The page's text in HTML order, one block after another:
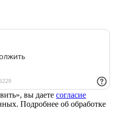
вы даете согласие
Подробнее об обработке